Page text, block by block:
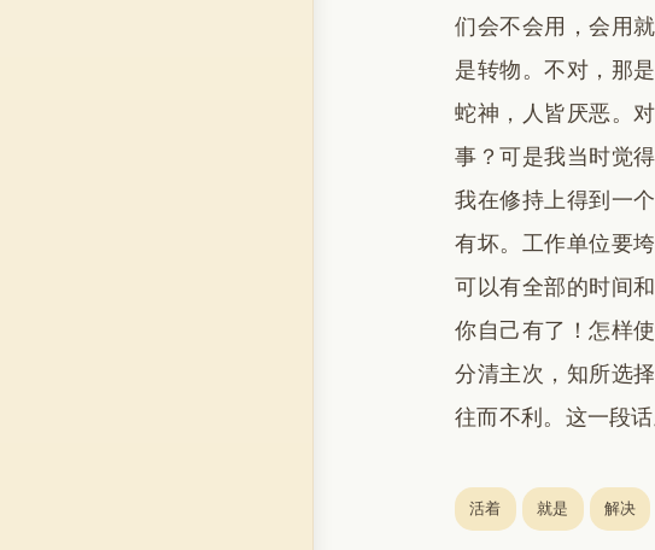
们会不会用，会用
是转物。不对，那
蛇神，人皆厌恶。
事？可是我当时觉
我在修持上得到一
有坏。工作单位要
可以有全部的时间
你自己有了！怎样
分清主次，知所选
往而不利。这一段
活着 就是 解决